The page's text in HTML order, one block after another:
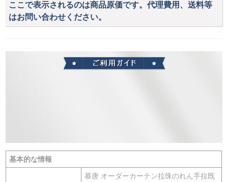
ここで表示されるのは商品原価です。代理費用、送料等
はお問い合わせください。
基本的な情報
慕唐 オーダーカーテン拉珠のれん手拉既